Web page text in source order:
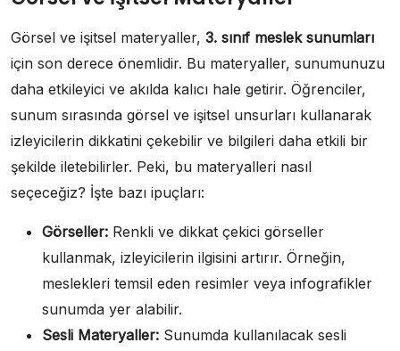
Görsel ve işitsel materyaller, 3. sınıf meslek sunumları
için son derece önemlidir. Bu materyaller, sunumunuzu
daha etkileyici ve akılda kalıcı hale getirir. Öğrenciler,
sunum sırasında görsel ve işitsel unsurları kullanarak
izleyicilerin dikkatini çekebilir ve bilgileri daha etkili bir
şekilde iletebilirler. Peki, bu materyalleri nasıl
seçeceğiz? İşte bazı ipuçları:
Görseller: Renkli ve dikkat çekici görseller
kullanmak, izleyicilerin ilgisini artırır. Örneğin,
meslekleri temsil eden resimler veya infografikler
sunumda yer alabilir.
Sesli Materyaller: Sunumda kullanılacak sesli